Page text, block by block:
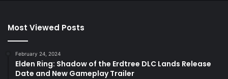
Most Viewed Posts
February 24, 2024
Elden Ring: Shadow of the Erdtree DLC Lands Release
Date and New Gameplay Trailer